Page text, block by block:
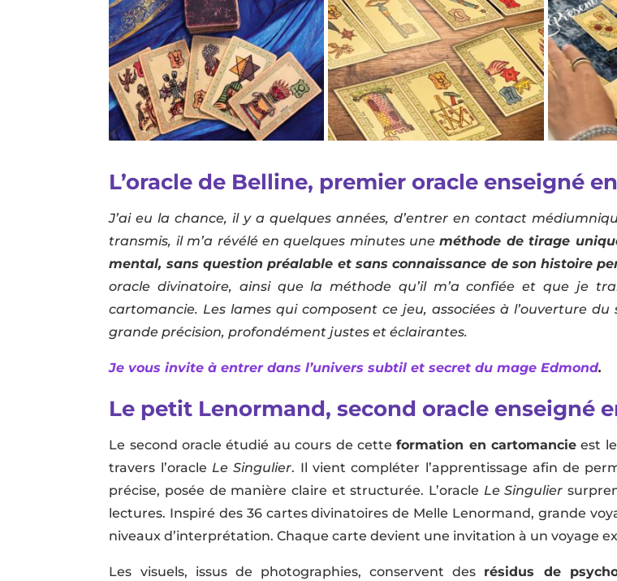
L’oracle de Belline, premier oracle enseigné
J’ai eu la chance, il y a quelques années, d’entrer en contact
transmis, il m’a révélé en quelques minutes uneméthode de tirage
mental, sans question préalable et sans connaissance de son histoire
oracle divinatoire, ainsi que la méthode qu’il m’a confiée et que je
cartomancie. Les lames qui composent ce jeu, associées à l’ouverture
grande précision, profondément justes et éclairantes.
Je vous invite à entrer dans l’univers subtil et secret du mage Edmond.
Le petit Lenormand, second oracle enseigné
Le second oracle étudié au cours de cetteformation en cartomancie est le
travers l’oracle Le Singulier. Il vient compléter l’apprentissage afin de
précise, posée de manière claire et structurée. L’oracle Le Singulier
lectures. Inspiré des 36 cartes divinatoires de Melle Lenormand, grande
niveaux d’interprétation. Chaque carte devient une invitation à un voyage
Les visuels, issus de photographies, conservent des résidus de